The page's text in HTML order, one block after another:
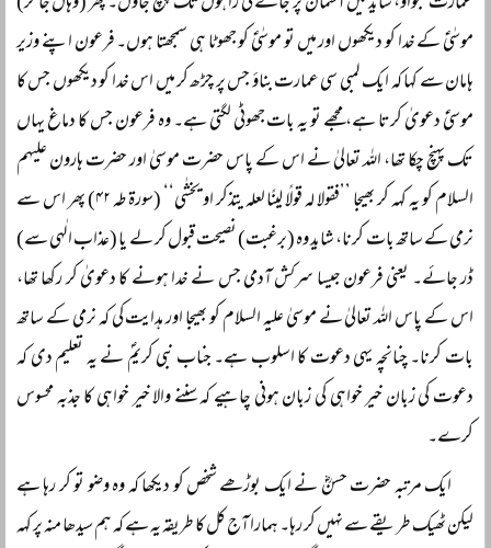
موسٰیؑ کے خدا کو دیکھوں اور میں تو موسٰیؑ کو جھوٹا ہی سمجھتا ہوں۔ فرعون اپنے وزیر
ہامان سے کہا کہ ایک لمبی سی عمارت بناؤ جس پر چڑھ کر میں اس خدا کو دیکھوں جس کا
موسیٰؑ دعویٰ کرتا ہے، مجھے تو یہ بات جھوٹی لگتی ہے۔ وہ فرعون جس کا دماغ یہاں
تک پہنچ چکا تھا، اللہ تعالیٰ نے اس کے پاس حضرت موسیٰ اور حضرت ہارون علیہم
السلام کو یہ کہہ کر بھیجا ’’فقولا لہ قولًا لینًا لعلہ یتذکر او یخشٰی‘‘ (سورۃ طہ ۴۲) پھر اس سے
نرمی کے ساتھ بات کرنا، شاید وہ (برغبت) نصیحت قبول کر لے یا (عذاب الٰہی سے)
ڈر جائے۔ یعنی فرعون جیسا سرکش آدمی جس نے خدا ہونے کا دعویٰ کر رکھا تھا،
اس کے پاس اللہ تعالیٰ نے موسیٰ علیہ السلام کو بھیجا اور ہدایت کی کہ نرمی کے ساتھ
بات کرنا۔ چنانچہ یہی دعوت کا اسلوب ہے۔ جناب نبی کریمؐ نے یہ تعلیم دی کہ
دعوت کی زبان خیر خواہی کی زبان ہونی چاہیے کہ سننے والا خیر خواہی کا جذبہ محسوس
کرے۔
ایک مرتبہ حضرت حسنؓ نے ایک بوڑھے شخص کو دیکھا کہ وہ وضو تو کر رہا ہے
لیکن ٹھیک طریقے سے نہیں کر رہا۔ ہمارا آج کل کا طریقہ یہ ہے کہ ہم سیدھا منہ پر کہہ